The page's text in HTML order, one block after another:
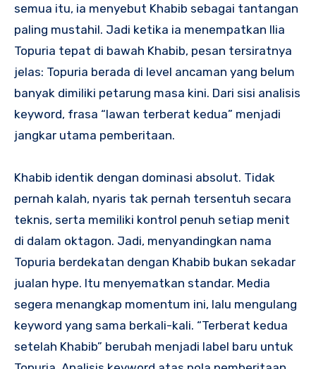
semua itu, ia menyebut Khabib sebagai tantangan
paling mustahil. Jadi ketika ia menempatkan Ilia
Topuria tepat di bawah Khabib, pesan tersiratnya
jelas: Topuria berada di level ancaman yang belum
banyak dimiliki petarung masa kini. Dari sisi analisis
keyword, frasa “lawan terberat kedua” menjadi
jangkar utama pemberitaan.
Khabib identik dengan dominasi absolut. Tidak
pernah kalah, nyaris tak pernah tersentuh secara
teknis, serta memiliki kontrol penuh setiap menit
di dalam oktagon. Jadi, menyandingkan nama
Topuria berdekatan dengan Khabib bukan sekadar
jualan hype. Itu menyematkan standar. Media
segera menangkap momentum ini, lalu mengulang
keyword yang sama berkali-kali. “Terberat kedua
setelah Khabib” berubah menjadi label baru untuk